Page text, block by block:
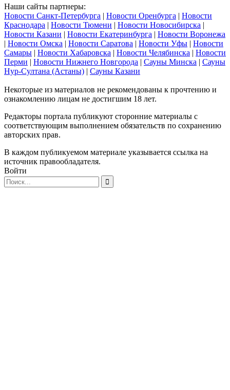
Наши сайты партнеры:
Новости Санкт-Петербурга | Новости Оренбурга | Новости
Краснодара | Новости Тюмени | Новости Новосибирска |
Новости Казани | Новости Екатеринбурга | Новости Воронежа
| Новости Омска | Новости Саратова | Новости Уфы | Новости
Самары | Новости Хабаровска | Новости Челябинска | Новости
Перми | Новости Нижнего Новгорода | Сауны Минска | Сауны
Нур-Султана (Астаны) | Сауны Казани
Некоторые из материалов не рекомендованы к прочтению и
ознакомлению лицам не достигшим 18 лет.
Редакторы портала публикуют сторонние материалы с
соответствующим выполнением обязательств по сохранению
авторских прав.
В каждом публикуемом материале указывается ссылка на
источник правообладателя.
Войти